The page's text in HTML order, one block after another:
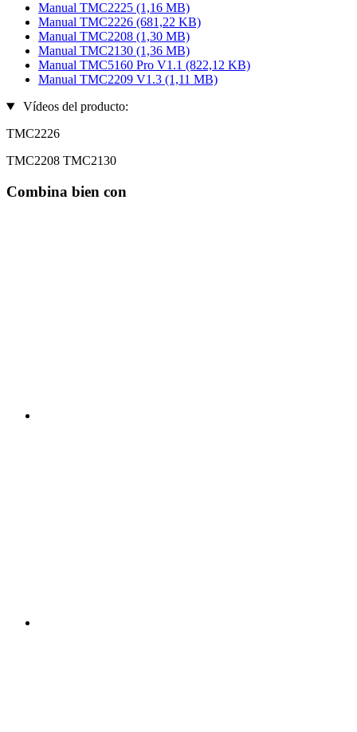
Manual TMC2225 (1,16 MB)
Manual TMC2226 (681,22 KB)
Manual TMC2208 (1,30 MB)
Manual TMC2130 (1,36 MB)
Manual TMC5160 Pro V1.1 (822,12 KB)
Manual TMC2209 V1.3 (1,11 MB)
Vídeos del producto:
TMC2226
TMC2208 TMC2130
Combina bien con